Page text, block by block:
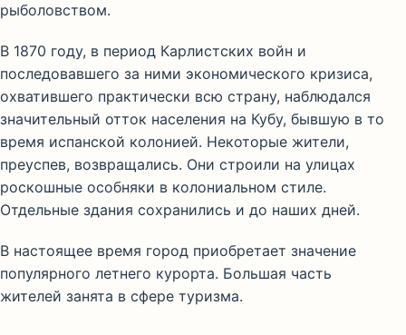
рыболовством.
В 1870 году, в период Карлистских войн и
последовавшего за ними экономического кризиса,
охватившего практически всю страну, наблюдался
значительный отток населения на Кубу, бывшую в то
время испанской колонией. Некоторые жители,
преуспев, возвращались. Они строили на улицах
роскошные особняки в колониальном стиле.
Отдельные здания сохранились и до наших дней.
В настоящее время город приобретает значение
популярного летнего курорта. Большая часть
жителей занята в сфере туризма.